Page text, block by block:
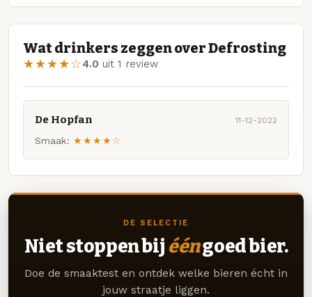
Wat drinkers zeggen over Defrosting
★★★★☆4.0 uit 1 review
De Hopfan 11-12-2022
Smaak: ★★★★☆
DE SELECTIE
Niet stoppen bij ééngoed bier.
Doe de smaaktest en ontdek welke bieren écht in
jouw straatje liggen.